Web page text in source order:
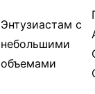
Энтузиастам с
небольшими
объемами